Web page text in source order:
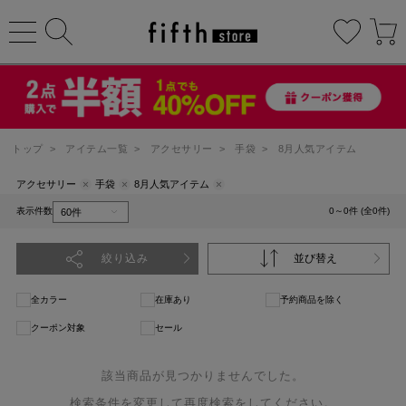
トップ > アイテム一覧 > アクセサリー > 手袋 > 8月人気アイテム
アクセサリー 手袋 8月人気アイテム
表示件数 0～0件 (全0件)
絞り込み 並び替え
全カラー 在庫あり 予約商品を除く
クーポン対象 セール
該当商品が見つかりませんでした。
検索条件を変更して再度検索をしてください。